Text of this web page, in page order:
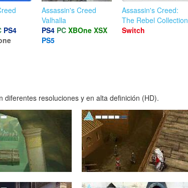
PS4
Assassin's Creed
Valhalla
PS4 PC XBOne XSX
PS5
Assassin's Creed:
The Rebel Collection
Switch
resoluciones y en alta definición (HD).